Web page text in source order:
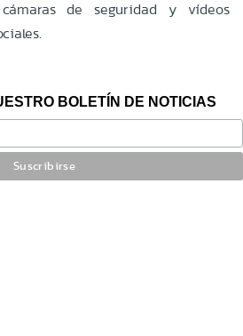
de seguridad y vídeos
BOLETÍN DE NOTICIAS